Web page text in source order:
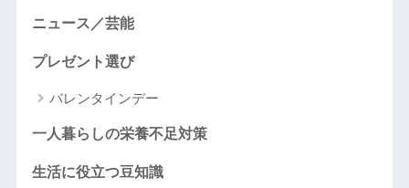
ニュース／芸能
プレゼント選び
バレンタインデー
一人暮らしの栄養不足対策
生活に役立つ豆知識